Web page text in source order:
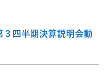
３四半期決算説明会動